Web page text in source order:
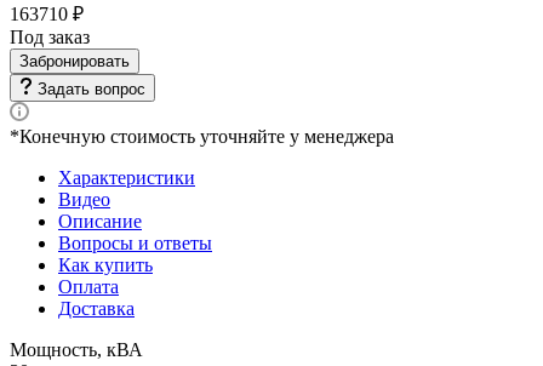
163710 ₽
Под заказ
Забронировать
Задать вопрос
*Конечную стоимость уточняйте у менеджера
Характеристики
Видео
Описание
Вопросы и ответы
Как купить
Оплата
Доставка
Мощность, кВА